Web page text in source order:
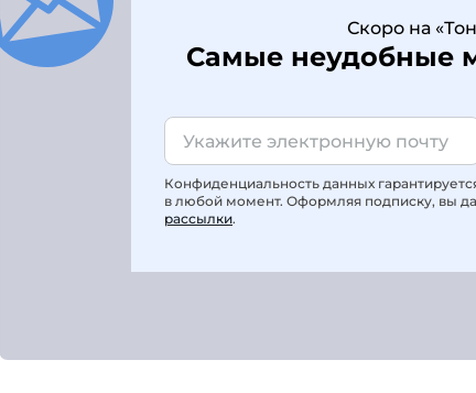
Скоро на
Самые неудобные
Конфиденциальность данных
в любой момент. Оформляя подписку, вы
рассылки.